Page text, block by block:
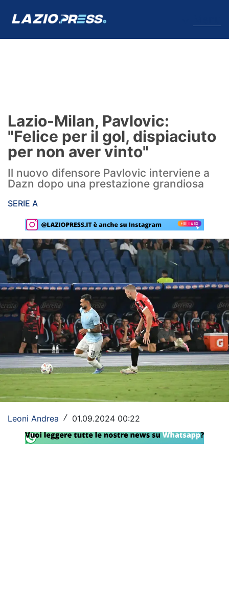
Formello
Infortuni
Primavera
Calciomercato
Lazio Women
Rassegna Lazio
Social
Calcio
Serie A
Champions League
Europa League
Altri Sport
Formula 1
Tennis
Vela
Lazio-Milan, Pavlovic:
"Felice per il gol, dispiaciuto
per non aver vinto"
Il nuovo difensore Pavlovic interviene a
Dazn dopo una prestazione grandiosa
SERIE A
Leoni Andrea / 01.09.2024 00:22